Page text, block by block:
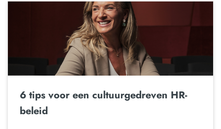
6 tips voor een cultuurgedreven HR-
beleid